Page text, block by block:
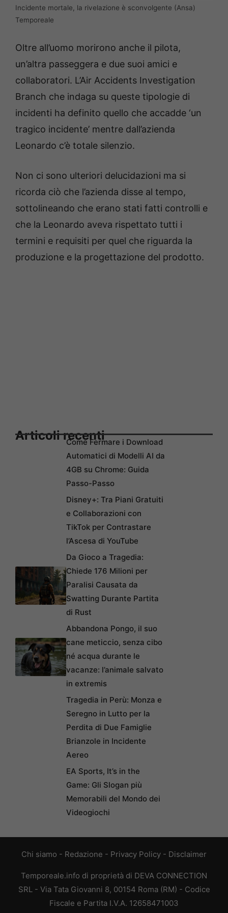
Incidente mortale, la rivelazione è sconvolgente (Ansa)
Temporeale
Oltre all’uomo morirono anche il pilota,
un’altra passeggera e due suoi amici e
collaboratori. L’Air Accidents Investigation
Branch che indaga su queste tipologie di
incidenti ha definito quello che accadde ‘un
tragico incidente’ mentre dall’azienda
Leonardo c’è totale silenzio.
Non ci sono ulteriori delucidazioni ma si
ricorda ciò che l’azienda disse al tempo,
sottolineando che erano stati fatti controlli e
che la Leonardo aveva rispettato tutti i
termini e requisiti per quel che riguarda la
produzione e la progettazione del prodotto.
Articoli recentiCome Fermare i Download
Automatici di Modelli AI da
4GB su Chrome: Guida
Passo-Passo
Disney+: Tra Piani Gratuiti
e Collaborazioni con
TikTok per Contrastare
l’Ascesa di YouTube
Da Gioco a Tragedia:
Chiede 176 Milioni per
Paralisi Causata da
Swatting Durante Partita
di Rust
Abbandona Pongo, il suo
cane meticcio, senza cibo
né acqua durante le
vacanze: l’animale salvato
in extremis
Tragedia in Perù: Monza e
Seregno in Lutto per la
Perdita di Due Famiglie
Brianzole in Incidente
Aereo
EA Sports, It’s in the
Game: Gli Slogan più
Memorabili del Mondo dei
Videogiochi
Chi siamo - Redazione - Privacy Policy - Disclaimer
Temporeale.info di proprietà di DEVA CONNECTION
SRL - Via Tata Giovanni 8, 00154 Roma (RM) - Codice
Fiscale e Partita I.V.A. 12658471003